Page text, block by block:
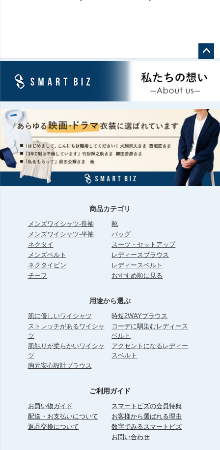
ジト
商品カテゴリ
メンズワイシャツ-長袖
メンズワイシャツ-半袖
ネクタイ
メンズベルト
ネクタイピン
チーフ
靴
バッグ
スーツ・セットアップ
レディースブラウス
レディースベルト
おすすめ順に見る
用途から選ぶ
肌に優しいワイシャツ
ストレッチがあるワイシャ
ツ
肌触りが柔らかいワイシャ
ツ
胸元安心設計ブラウス
時短2WAYブラウス
コーデに馴染むレディース
ベルト
アクセントになるレディー
スベルト
ご利用ガイド
お買い物ガイド
配送・お支払いについて
返品交換について
スマートビズの会員特典
お客様から選ばれる理由
数字でみるスマートビズ
お問い合わせ